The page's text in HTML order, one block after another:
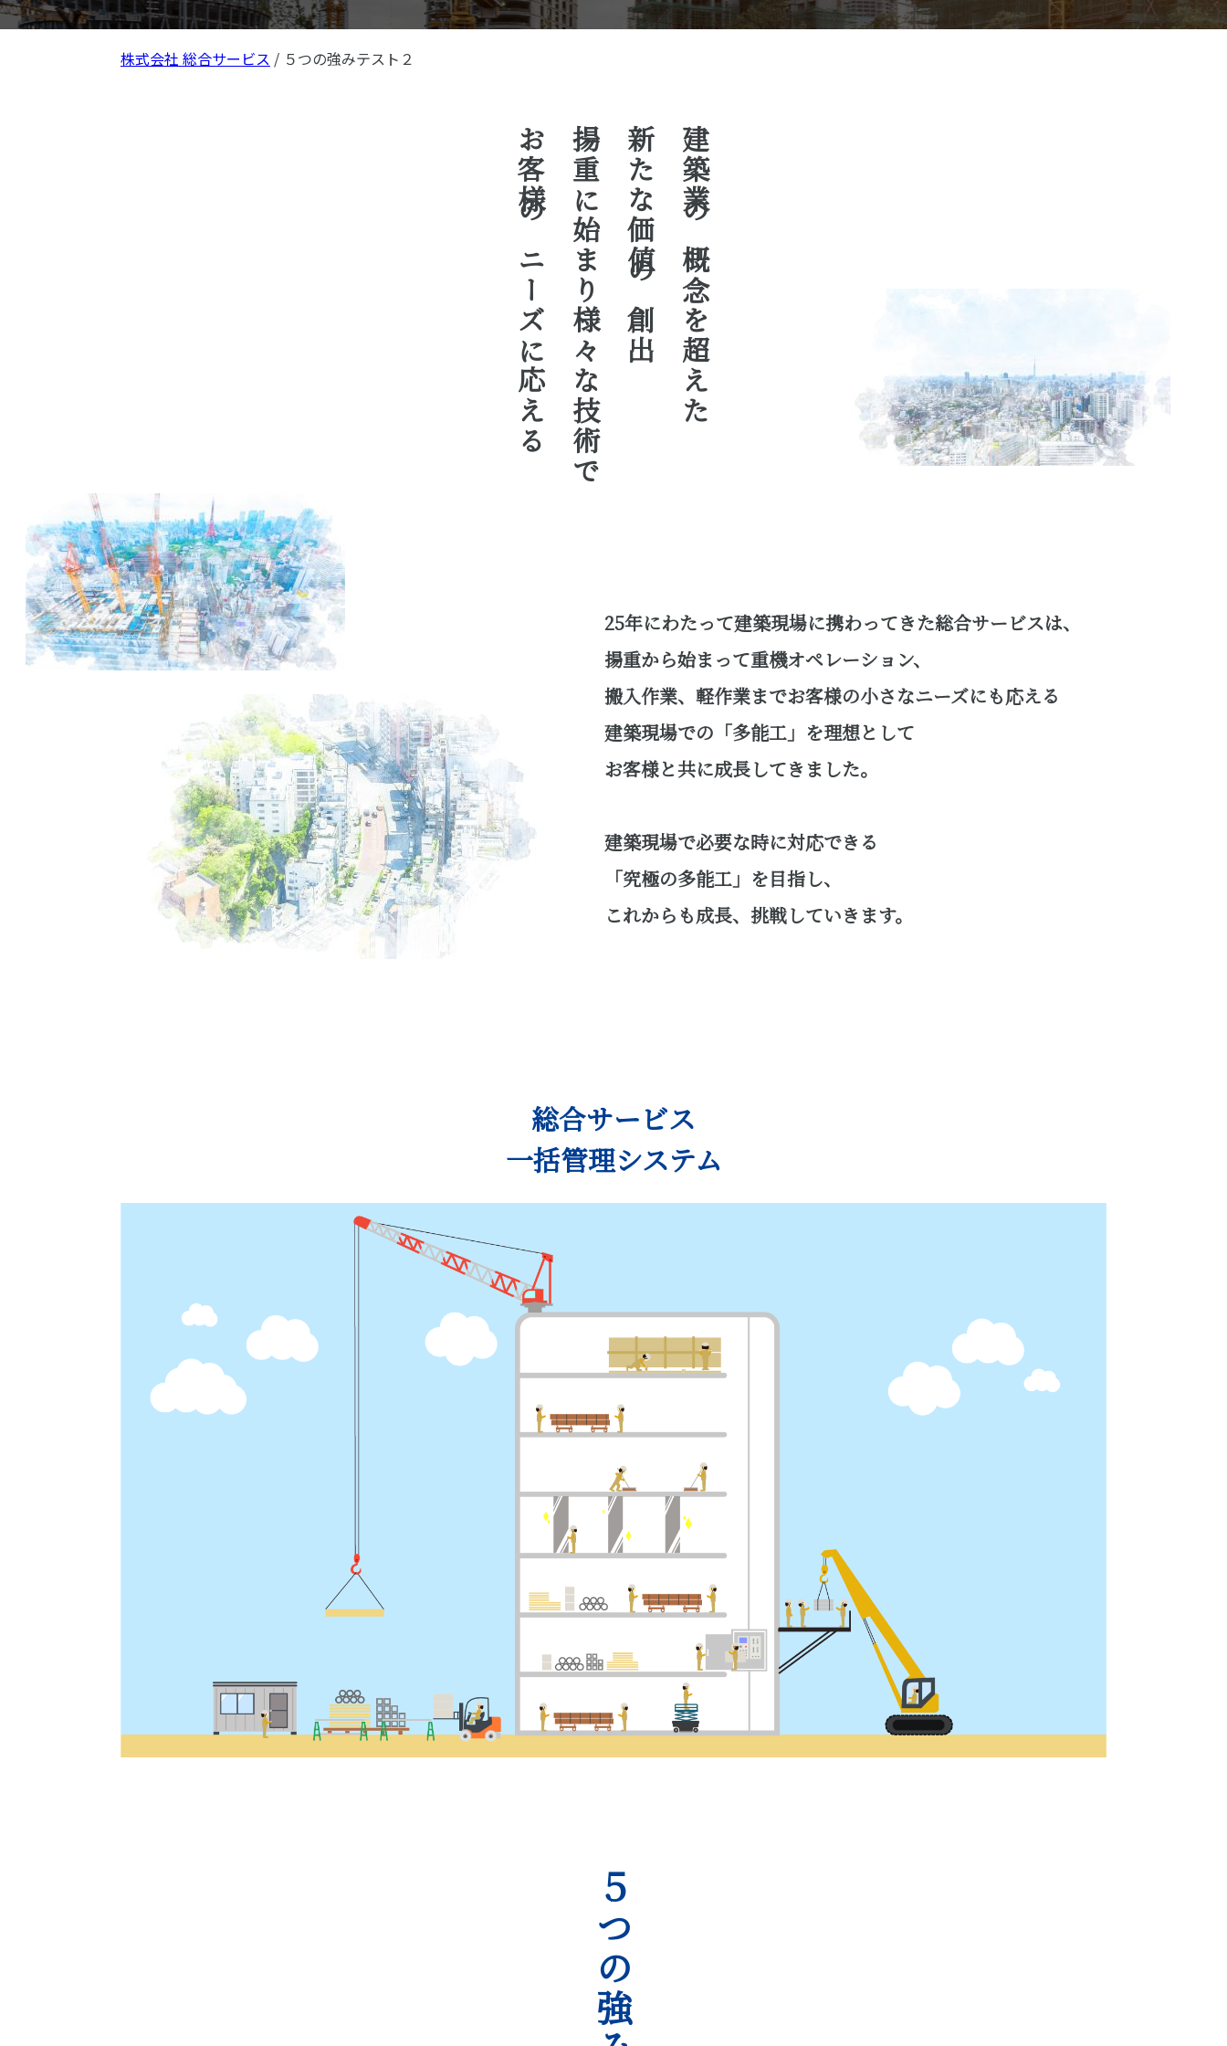
株式会社 総合サービス / ５つの強みテスト２
建築業の概念を超えた
新たな価値の創出
揚重に始まり様々な技術で
お客様のニーズに応える
25年にわたって建築現場に携わってきた総合サービスは、
揚重から始まって重機オペレーション、
搬入作業、軽作業までお客様の小さなニーズにも応える
建築現場での「多能工」を理想として
お客様と共に成長してきました。
建築現場で必要な時に対応できる
「究極の多能工」を目指し、
これからも成長、挑戦していきます。
総合サービス
一括管理システム
５つの強み